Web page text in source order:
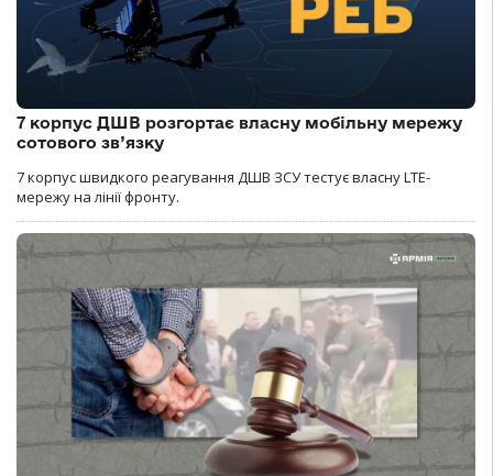
7 корпус ДШВ розгортає власну мобільну мережу
сотового зв’язку
7 корпус швидкого реагування ДШВ ЗСУ тестує власну LTE-
мережу на лінії фронту.